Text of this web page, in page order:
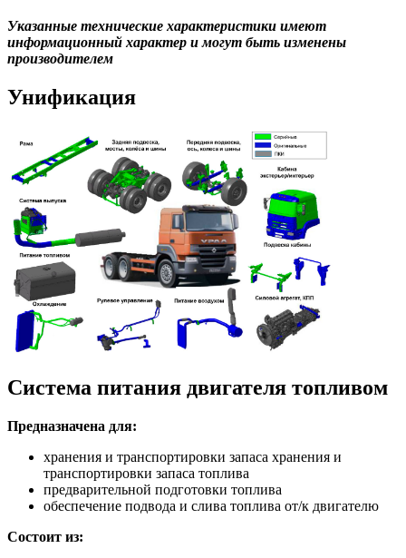
Указанные технические характеристики имеют
информационный характер и могут быть изменены
производителем
Унификация
Система питания двигателя топливом
Предназначена для:
хранения и транспортировки запаса хранения и
транспортировки запаса топлива
предварительной подготовки топлива
обеспечение подвода и слива топлива от/к двигателю
Состоит из: